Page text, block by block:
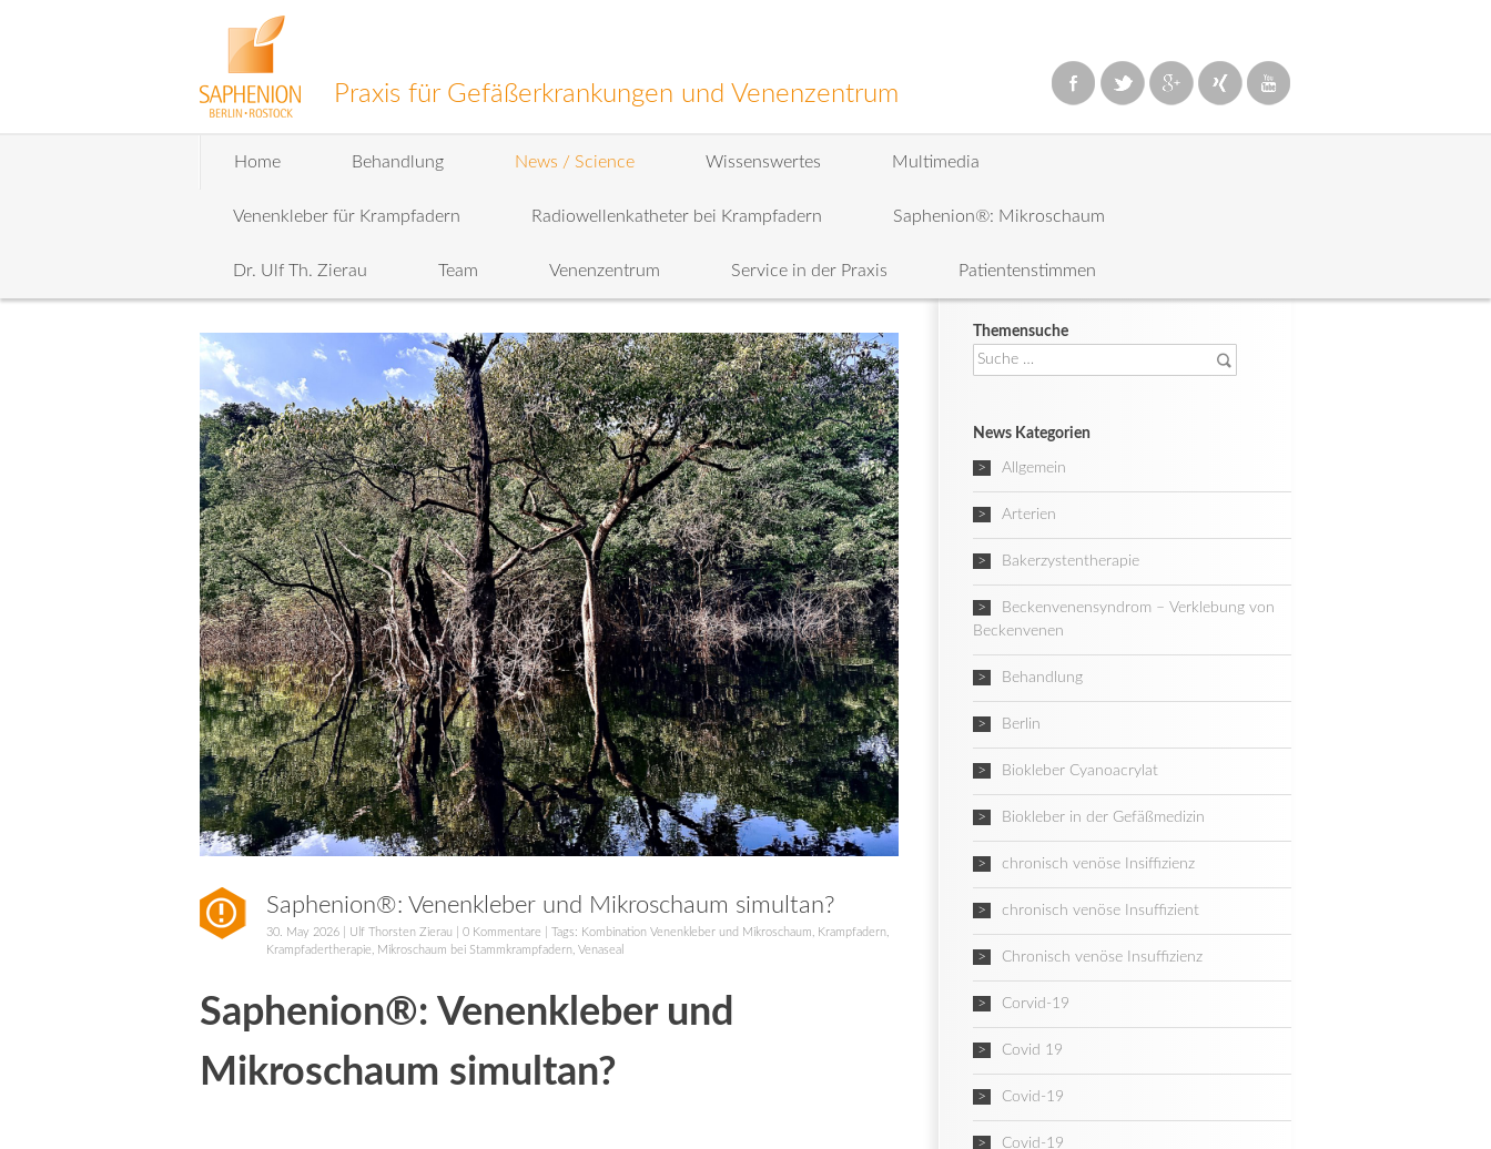
Praxis für Gefäßerkrankungen und Venenzentrum
Home Behandlung News / Science Wissenswertes Multimedia
Venenkleber für Krampfadern Radiowellenkatheter bei Krampfadern Saphenion®: Mikroschaum
Dr. Ulf Th. Zierau Team Venenzentrum Service in der Praxis Patientenstimmen
Saphenion®: Venenkleber und Mikroschaum simultan?
30. May 2026 Ulf Thorsten Zierau 0 Kommentare | Tags: Kombination Venenkleber und Mikroschaum Krampfadern
Krampfadertherapie
Mikroschaum bei Stammkrampfadern Venaseal
Saphenion®: Venenkleber und
Mikroschaum simultan?
Themensuche
Suche
nach:
News Kategorien
Allgemein
Arterien
Bakerzystentherapie
Beckenvenensyndrom – Verklebung von
Beckenvenen
Behandlung
Berlin
Biokleber Cyanoacrylat
Biokleber in der Gefäßmedizin
chronisch venöse Insiffizienz
chronisch venöse Insuffizient
Chronisch venöse Insuffizienz
Corvid-19
Covid 19
Covid-19
Covid-19